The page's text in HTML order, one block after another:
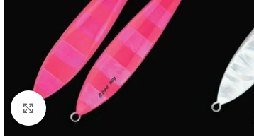
Klik za povećanje